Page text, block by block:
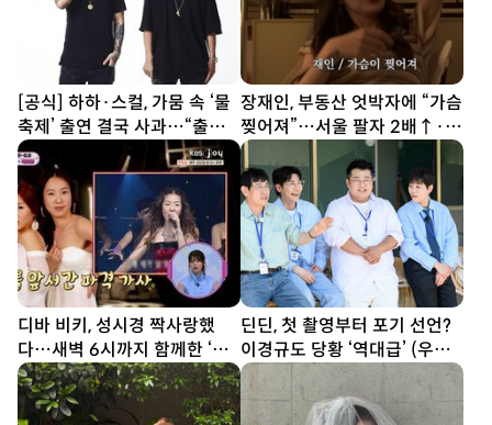
[공식] 하하·스컬, 가뭄 속 ‘물
축제’ 출연 결국 사과…“출연
료 전액 기부”
장재인, 부동산 엇박자에 “가슴
찢어져”…서울 팔자 2배↑·김
포는 ↓
디바 비키, 성시경 짝사랑했
다…새벽 6시까지 함께한 ‘설
렁탕 엔딩’(힛트쏭)
딘딘, 첫 촬영부터 포기 선언?
이경규도 당황 ‘역대급’ (우리
동네 전성시대)